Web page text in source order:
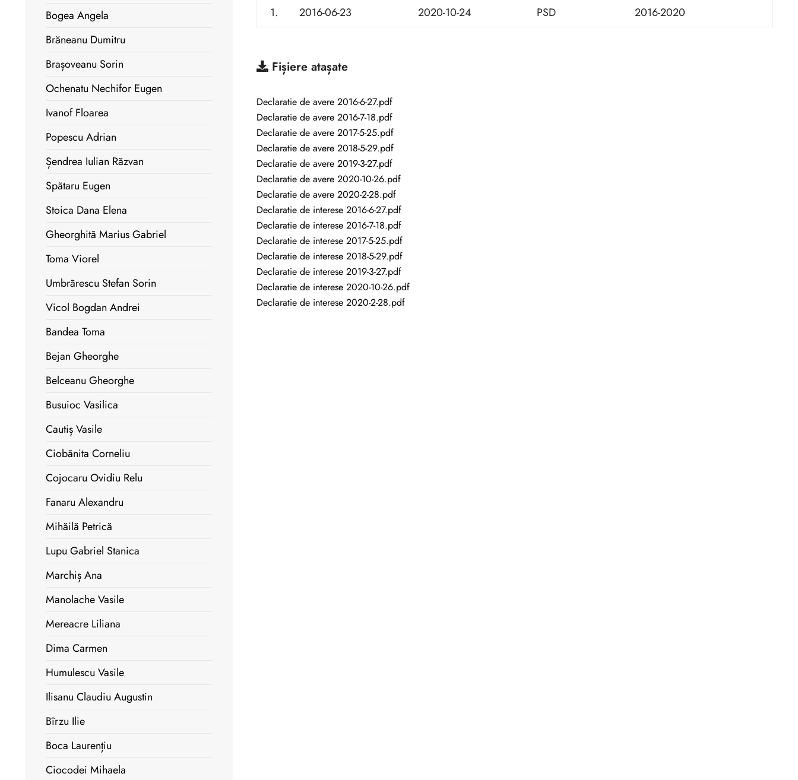
1.
2016-06-23 2020-10-24 PSD 2016-2020
Fișiere atașate
Declaratie de avere 2016-6-27.pdf
Declaratie de avere 2016-7-18.pdf
Declaratie de avere 2017-5-25.pdf
Declaratie de avere 2018-5-29.pdf
Declaratie de avere 2019-3-27.pdf
Declaratie de avere 2020-10-26.pdf
Declaratie de avere 2020-2-28.pdf
Declaratie de interese 2016-6-27.pdf
Declaratie de interese 2016-7-18.pdf
Declaratie de interese 2017-5-25.pdf
Declaratie de interese 2018-5-29.pdf
Declaratie de interese 2019-3-27.pdf
Declaratie de interese 2020-10-26.pdf
Declaratie de interese 2020-2-28.pdf
Bogea Angela
Brăneanu Dumitru
Brașoveanu Sorin
Ochenatu Nechifor Eugen
Ivanof Floarea
Popescu Adrian
Șendrea Iulian Răzvan
Spãtaru Eugen
Stoica Dana Elena
Gheorghitã Marius Gabriel
Toma Viorel
Umbrãrescu Stefan Sorin
Vicol Bogdan Andrei
Bandea Toma
Bejan Gheorghe
Belceanu Gheorghe
Busuioc Vasilica
Cautiș Vasile
Ciobãnita Corneliu
Cojocaru Ovidiu Relu
Fanaru Alexandru
Mihăilă Petrică
Lupu Gabriel Stanica
Marchiș Ana
Manolache Vasile
Mereacre Liliana
Dima Carmen
Humulescu Vasile
Ilisanu Claudiu Augustin
Bîrzu Ilie
Boca Laurențiu
Ciocodei Mihaela